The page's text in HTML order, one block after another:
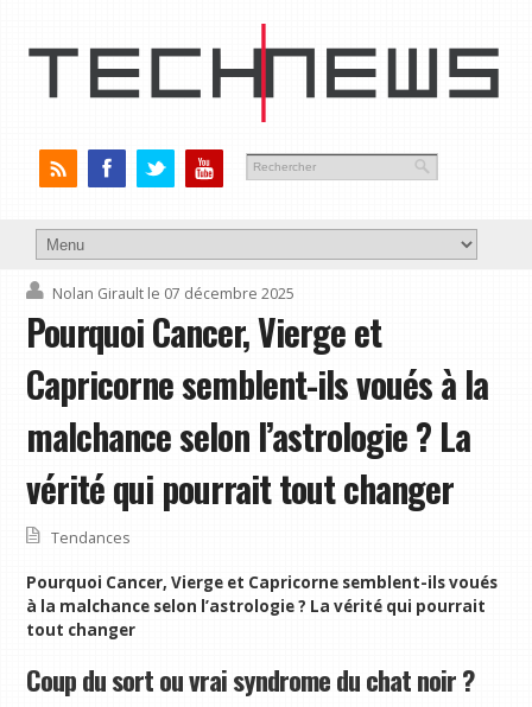
Nolan Girault le 07 décembre 2025
Pourquoi Cancer, Vierge et
Capricorne semblent-ils voués à la
malchance selon l’astrologie ? La
vérité qui pourrait tout changer
Tendances
Pourquoi Cancer, Vierge et Capricorne semblent-ils voués
à la malchance selon l’astrologie ? La vérité qui pourrait
tout changer
Coup du sort ou vrai syndrome du chat noir ?